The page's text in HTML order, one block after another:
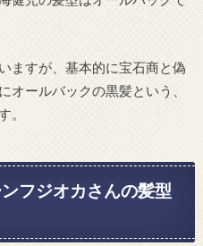
ますが、基本的に宝石商と偽
オールバックの黒髪という、
。
フジオカさんの髪型